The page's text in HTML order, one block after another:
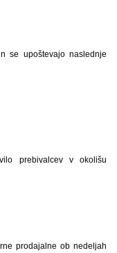
se upoštevajo naslednje
prebivalcev v okolišu
prodajalne ob nedeljah